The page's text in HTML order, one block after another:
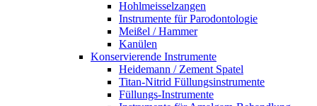
Hohlmeisselzangen
Instrumente für Parodontologie
Meißel / Hammer
Kanülen
Konservierende Instrumente
Heidemann / Zement Spatel
Titan-Nitrid Füllungsinstrumente
Füllungs-Instrumente